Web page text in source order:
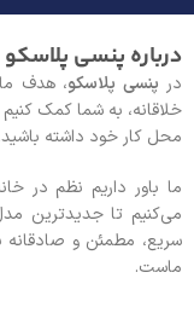
درباره پنسی پلاسکو
در پنسی پلاسکو، هدف ما
خلاقانه، به شما کمک
محل کار خود داشته باشید.
ما باور داریم نظم در
می‌کنیم تا جدیدترین
سریع، مطمئن و صادقانه
ماست.